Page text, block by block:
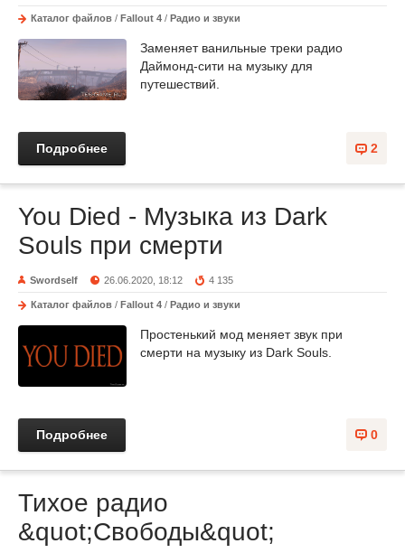
Каталог файлов / Fallout 4 / Радио и звуки
Заменяет ванильные треки радио
Даймонд-сити на музыку для
путешествий.
2
Подробнее
You Died - Музыка из Dark
Souls при смерти
Swordself 26.06.2020, 18:12 4 135
Каталог файлов / Fallout 4 / Радио и звуки
Простенький мод меняет звук при
смерти на музыку из Dark Souls.
0
Подробнее
Тихое радио
&quot;Свободы&quot;